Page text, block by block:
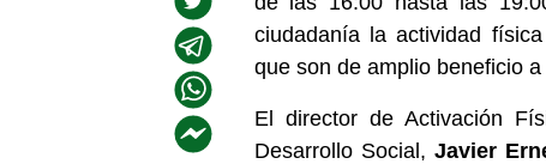
ciudadanía la actividad
que son de amplio beneficio
El director de Activación
Desarrollo Social, Javier